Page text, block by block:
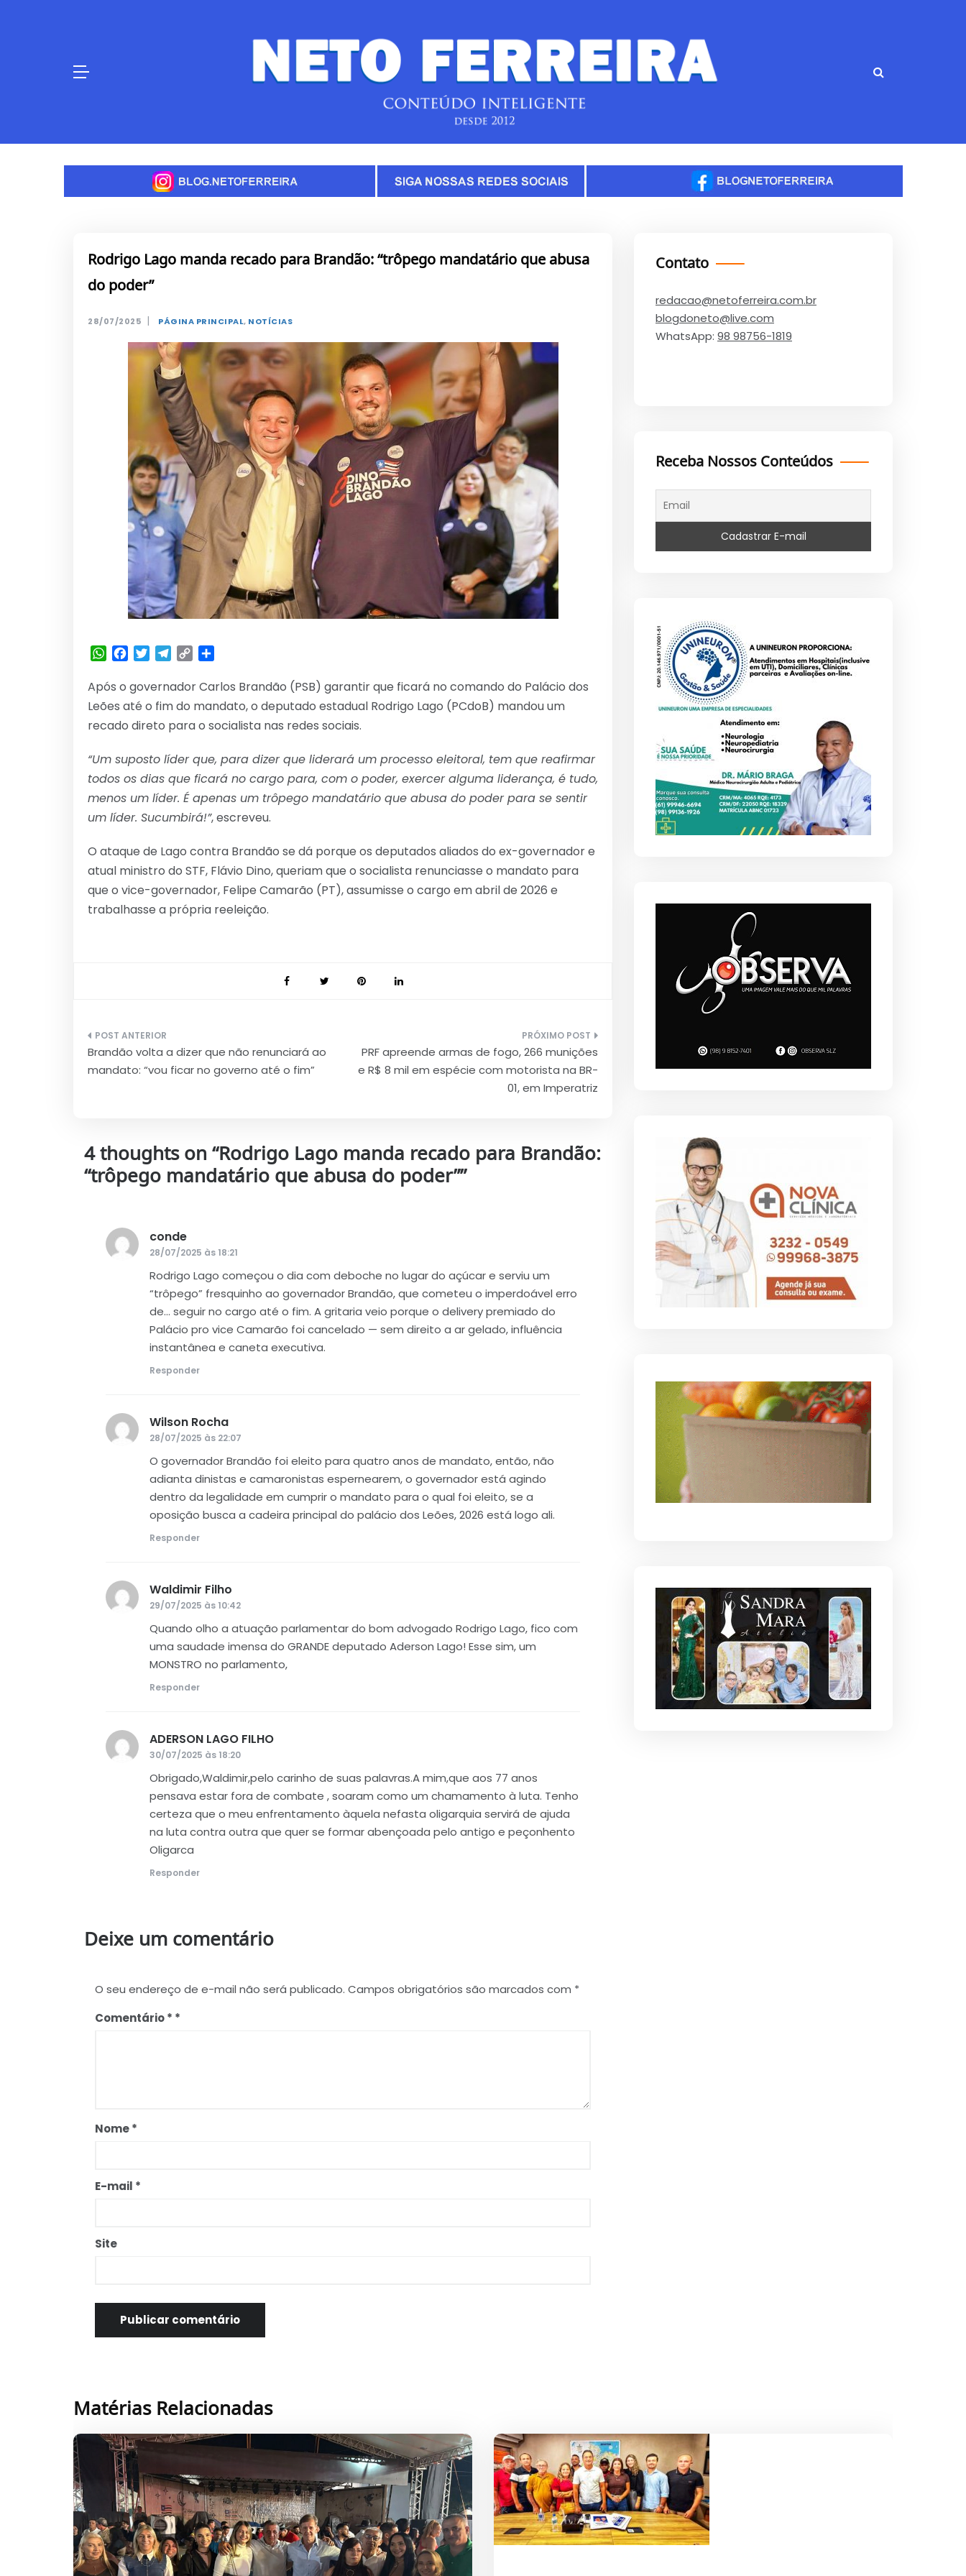
Rodrigo Lago manda recado para Brandão: “trôpego mandatário que abusa
do poder”
28/07/2025 | PÁGINA PRINCIPAL, NOTÍCIAS
WhatsApp
Facebook
TwitterTelegram
Copy
Após o governador Carlos Brandão (PSB) garantir que ficará no comando do Palácio dos
Leões até o fim do mandato, o deputado estadual Rodrigo Lago (PCdoB) mandou um
recado direto para o socialista nas redes sociais.
“Um suposto líder que, para dizer que liderará um processo eleitoral, tem que reafirmar
todos os dias que ficará no cargo para, com o poder, exercer alguma liderança, é tudo,
menos um líder. É apenas um trôpego mandatário que abusa do poder para se sentir
um líder. Sucumbirá!”, escreveu.
O ataque de Lago contra Brandão se dá porque os deputados aliados do ex-governador e
atual ministro do STF, Flávio Dino, queriam que o socialista renunciasse o mandato para
que o vice-governador, Felipe Camarão (PT), assumisse o cargo em abril de 2026 e
trabalhasse a própria reeleição.
Navegação
de
Brandão volta a dizer que não renunciará ao
mandato: “vou ficar no governo até o fim”
PRF apreende armas de fogo, 266 munições
e R$ 8 mil em espécie com motorista na BR-
01, em Imperatriz
4 thoughts on “Rodrigo Lago manda recado para Brandão:
“trôpego mandatário que abusa do poder””
conde
28/07/2025 às 18:21
Rodrigo Lago começou o dia com deboche no lugar do açúcar e serviu um
“trôpego” fresquinho ao governador Brandão, que cometeu o imperdoável erro
de… seguir no cargo até o fim. A gritaria veio porque o delivery premiado do
Palácio pro vice Camarão foi cancelado — sem direito a ar gelado, influência
instantânea e caneta executiva.
Responder
Wilson Rocha
28/07/2025 às 22:07
O governador Brandão foi eleito para quatro anos de mandato, então, não
adianta dinistas e camaronistas espernearem, o governador está agindo
dentro da legalidade em cumprir o mandato para o qual foi eleito, se a
oposição busca a cadeira principal do palácio dos Leões, 2026 está logo ali.
Responder
Waldimir Filho
29/07/2025 às 10:42
Quando olho a atuação parlamentar do bom advogado Rodrigo Lago, fico com
uma saudade imensa do GRANDE deputado Aderson Lago! Esse sim, um
MONSTRO no parlamento,
Responder
ADERSON LAGO FILHO
30/07/2025 às 18:20
Obrigado,Waldimir,pelo carinho de suas palavras.A mim,que aos 77 anos
pensava estar fora de combate , soaram como um chamamento à luta. Tenho
certeza que o meu enfrentamento àquela nefasta oligarquia servirá de ajuda
na luta contra outra que quer se formar abençoada pelo antigo e peçonhento
Oligarca
Responder
Deixe um comentário
O seu endereço de e-mail não será publicado. Campos obrigatórios são marcados com *
Comentário*
Nome*
E-mail *
Site
Contato
redacao@netoferreira.com.br
blogdoneto@live.com
WhatsApp: 98 98756-1819
Receba Nossos Conteúdos
Matérias Relacionadas